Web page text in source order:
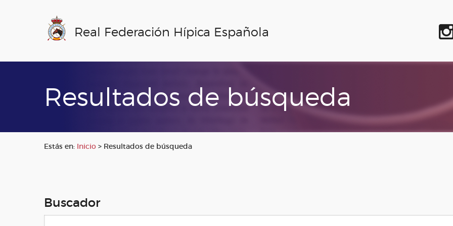
Real Federación Hípica Española
Resultados de búsqueda
Estás en: Inicio > Resultados de búsqueda
Buscador